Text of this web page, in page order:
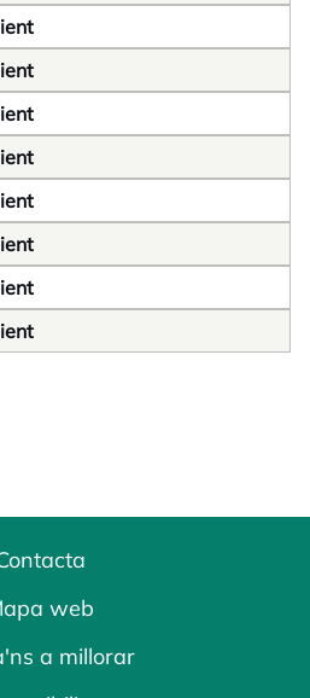
web
a millorar